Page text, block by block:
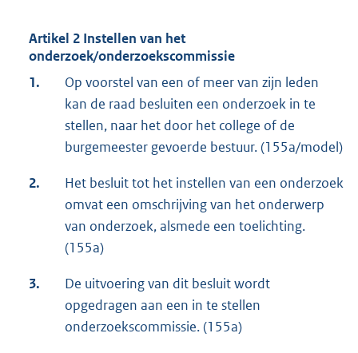
Artikel 2 Instellen van het
onderzoek/onderzoekscommissie
1.
Op voorstel van een of meer van zijn leden
kan de raad besluiten een onderzoek in te
stellen, naar het door het college of de
burgemeester gevoerde bestuur. (155a/model)
2.
Het besluit tot het instellen van een onderzoek
omvat een omschrijving van het onderwerp
van onderzoek, alsmede een toelichting.
(155a)
3.
De uitvoering van dit besluit wordt
opgedragen aan een in te stellen
onderzoekscommissie. (155a)